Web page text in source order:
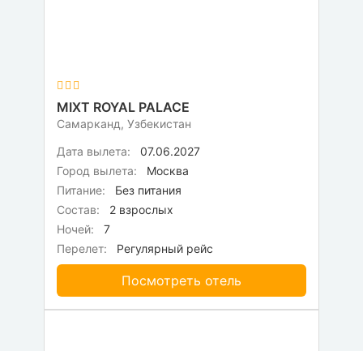
MIXT ROYAL PALACE
Самарканд, Узбекистан
Дата вылета:
07.06.2027
Город вылета:
Москва
Питание:
Без питания
Состав:
2 взрослых
Ночей:
7
Перелет:
Регулярный рейс
Посмотреть отель